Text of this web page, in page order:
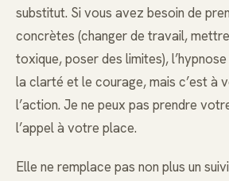
substitut. Si vous avez besoin de
concrètes (changer de travail,
toxique, poser des limites),
la clarté et le courage, mais c’est à
l’action. Je ne peux pas prendre
l’appel à votre place.
Elle ne remplace pas non plus un suivi